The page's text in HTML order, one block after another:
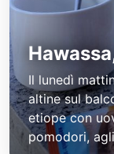
Il lunedì
altine sul
etiope con
pomodori,